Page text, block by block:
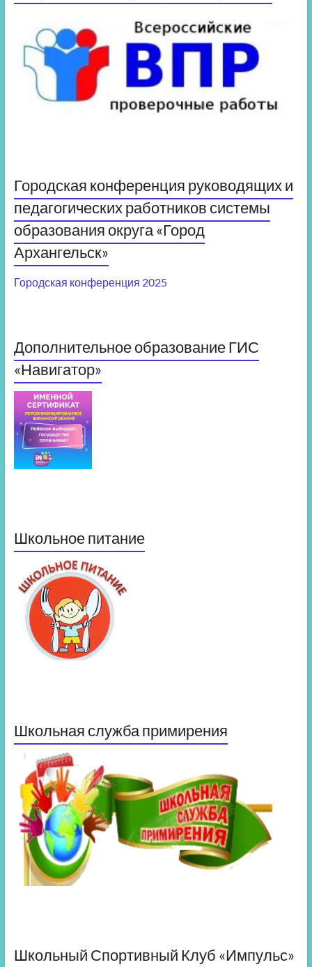
Городская конференция руководящих и
педагогических работников системы
образования округа «Город
Архангельск»
Городская конференция 2025
Дополнительное образование ГИС
«Навигатор»
Школьное питание
Школьная служба примирения
Школьный Спортивный Клуб «Импульс»